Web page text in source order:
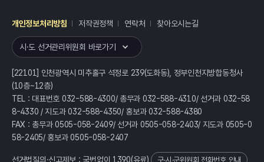
개인정보처리방침 저작권정책 연락처 찾아오시는길
시·도 선거관리위원회 바로가기
[22101] 인천광역시 미추홀구 석정로 239(도화동), 정부인천지방합동청사
(10층~12층)
TEL : 대표번호 032-588-4300/ 총무과 032-588-4310/ 선거과 032-58
8-4330 / 지도과 032-588-4350/ 홍보과 032-588-4380
FAX : 총무과 0505-058-2409/ 선거과 0505-058-2403/ 지도과 0505-0
58-2405/ 홍보과 0505-058-2407
선거법질의·신고제보 : 국번없이 1390(유료) 구·시·군위원회 전화번호 안내